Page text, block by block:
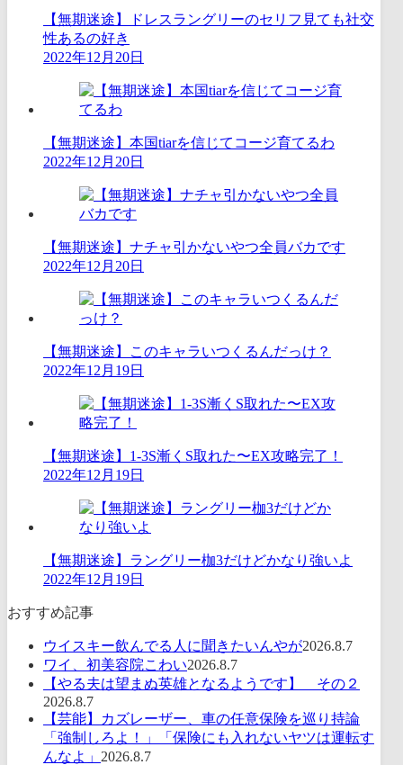
【無期迷途】ドレスラングリーのセリフ見ても社交
性あるの好き
2022年12月20日
【無期迷途】本国tiarを信じてコージ育てるわ
2022年12月20日
【無期迷途】ナチャ引かないやつ全員バカです
2022年12月20日
【無期迷途】このキャラいつくるんだっけ？
2022年12月19日
【無期迷途】1-3S漸くS取れた〜EX攻略完了！
2022年12月19日
【無期迷途】ラングリー枷3だけどかなり強いよ
2022年12月19日
おすすめ記事
ウイスキー飲んでる人に聞きたいんやが2026.8.7
ワイ、初美容院こわい2026.8.7
【やる夫は望まぬ英雄となるようです】 その２
2026.8.7
【芸能】カズレーザー、車の任意保険を巡り持論
「強制しろよ！」「保険にも入れないヤツは運転す
んなよ」 2026.8.7